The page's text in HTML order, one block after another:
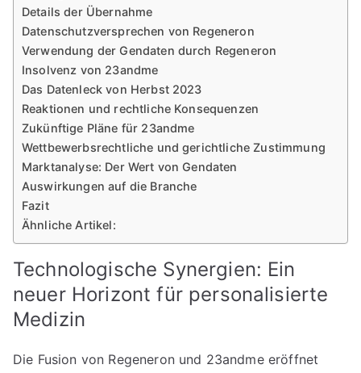
Details der Übernahme
Datenschutzversprechen von Regeneron
Verwendung der Gendaten durch Regeneron
Insolvenz von 23andme
Das Datenleck von Herbst 2023
Reaktionen und rechtliche Konsequenzen
Zukünftige Pläne für 23andme
Wettbewerbsrechtliche und gerichtliche Zustimmung
Marktanalyse: Der Wert von Gendaten
Auswirkungen auf die Branche
Fazit
Ähnliche Artikel:
Technologische Synergien: Ein
neuer Horizont für personalisierte
Medizin
Die Fusion von Regeneron und 23andme eröffnet